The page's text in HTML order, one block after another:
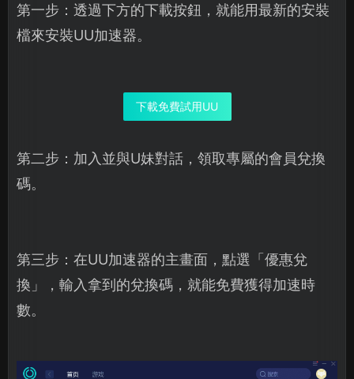
第一步：透過下方的下載按鈕，就能用最新的安裝
檔來安裝UU加速器。
下載免費試用UU
第二步：加入並與U妹對話，領取專屬的會員兌換
碼。
第三步：在UU加速器的主畫面，點選「優惠兌
換」，輸入拿到的兌換碼，就能免費獲得加速時
數。